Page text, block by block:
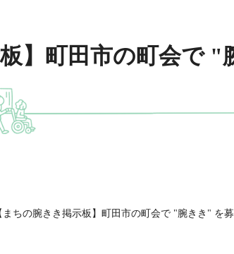
】町田市の町会で
まちの腕きき掲示板】町田市の町会で "腕きき" を